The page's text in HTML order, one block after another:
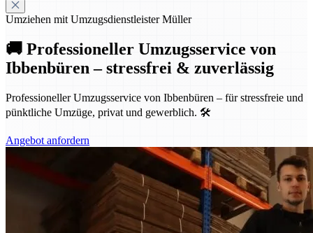
Umziehen mit Umzugsdienstleister Müller
🚚 Professioneller Umzugsservice von
Ibbenbüren – stressfrei & zuverlässig
Professioneller Umzugsservice von Ibbenbüren – für stressfreie und
pünktliche Umzüge, privat und gewerblich. 🛠️
Angebot anfordern